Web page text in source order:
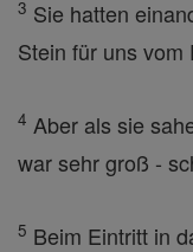
3 Sie hatten
Stein für uns
4 Aber als sie
war sehr groß -
5 Beim Eintritt in